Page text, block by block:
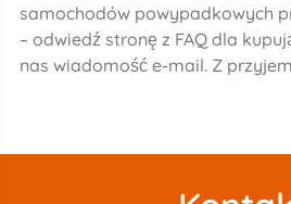
samochodów powypadkowych
– odwiedź stronę z FAQ dla
nas wiadomość e-mail. Z